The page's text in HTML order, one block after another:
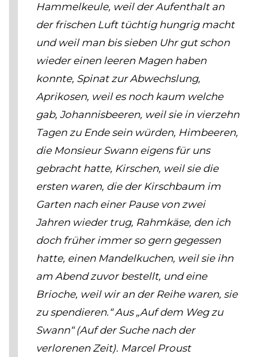
Hammelkeule, weil der Aufenthalt an
der frischen Luft tüchtig hungrig macht
und weil man bis sieben Uhr gut schon
wieder einen leeren Magen haben
konnte, Spinat zur Abwechslung,
Aprikosen, weil es noch kaum welche
gab, Johannisbeeren, weil sie in vierzehn
Tagen zu Ende sein würden, Himbeeren,
die Monsieur Swann eigens für uns
gebracht hatte, Kirschen, weil sie die
ersten waren, die der Kirschbaum im
Garten nach einer Pause von zwei
Jahren wieder trug, Rahmkäse, den ich
doch früher immer so gern gegessen
hatte, einen Mandelkuchen, weil sie ihn
am Abend zuvor bestellt, und eine
Brioche, weil wir an der Reihe waren, sie
zu spendieren.“Aus „Auf dem Weg zu
Swann“ (Auf der Suche nach der
verlorenen Zeit). Marcel Proust